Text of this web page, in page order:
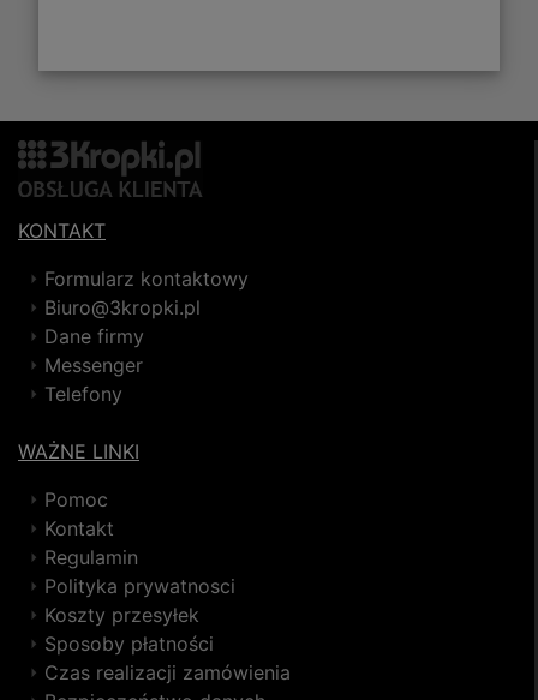
KONTAKT
Formularz kontaktowy
Biuro@3kropki.pl
Dane firmy
Messenger
Telefony
WAŻNE LINKI
Pomoc
Kontakt
Regulamin
Polityka prywatnosci
Koszty przesyłek
Sposoby płatności
Czas realizacji zamówienia